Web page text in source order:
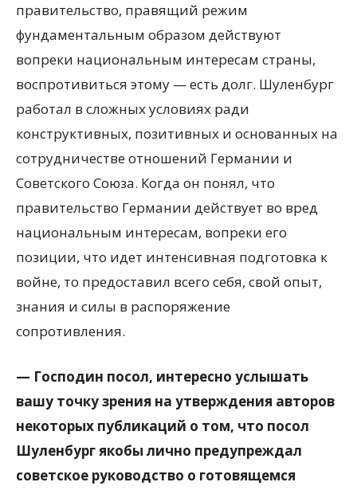
правительство, правящий режим
фундаментальным образом действуют
вопреки национальным интересам страны,
воспротивиться этому — есть долг. Шуленбург
работал в сложных условиях ради
конструктивных, позитивных и основанных на
сотрудничестве отношений Германии и
Советского Союза. Когда он понял, что
правительство Германии действует во вред
национальным интересам, вопреки его
позиции, что идет интенсивная подготовка к
войне, то предоставил всего себя, свой опыт,
знания и силы в распоряжение
сопротивления.
— Господин посол, интересно услышать
вашу точку зрения на утверждения авторов
некоторых публикаций о том, что посол
Шуленбург якобы лично предупреждал
советское руководство о готовящемся